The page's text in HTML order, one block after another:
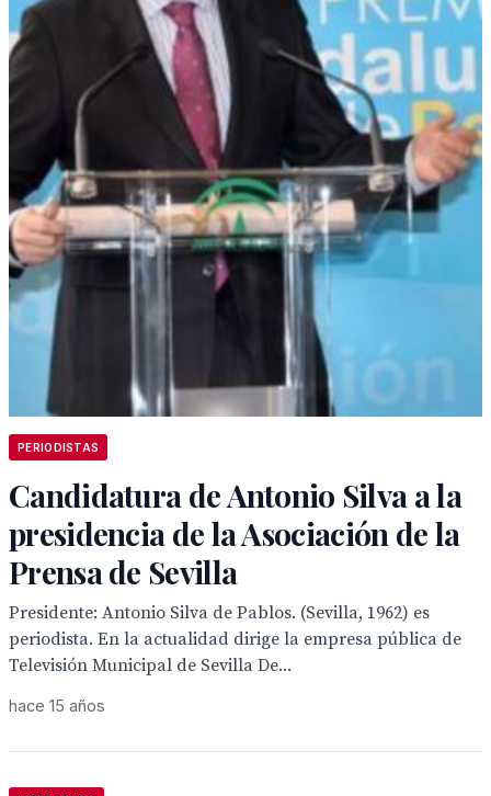
PERIODISTAS
Candidatura de Antonio Silva a la
presidencia de la Asociación de la
Prensa de Sevilla
Presidente: Antonio Silva de Pablos. (Sevilla, 1962) es
periodista. En la actualidad dirige la empresa pública de
Televisión Municipal de Sevilla De...
hace 15 años